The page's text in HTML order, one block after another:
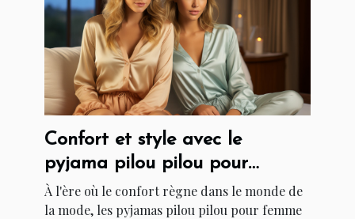
Confort et style avec le
pyjama pilou pilou pour
femme
À l'ère où le confort règne dans le monde de
la mode, les pyjamas pilou pilou pour femme